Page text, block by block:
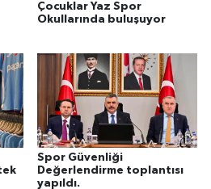
Çocuklar Yaz Spor
Okullarında buluşuyor
Spor Güvenliği
Değerlendirme toplantısı
yapıldı.